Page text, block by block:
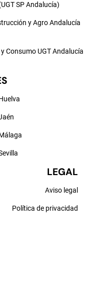
SP Andalucía)
y Agro Andalucía
Consumo UGT Andalucía
LEGAL
Aviso legal
Política de privacidad